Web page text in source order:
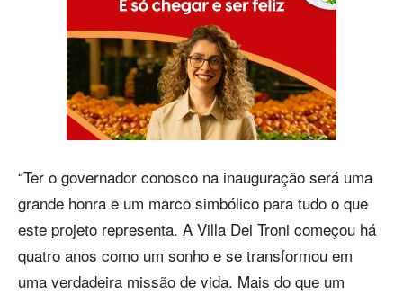
“Ter o governador conosco na inauguração será uma
grande honra e um marco simbólico para tudo o que
este projeto representa. A Villa Dei Troni começou há
quatro anos como um sonho e se transformou em
uma verdadeira missão de vida. Mais do que um